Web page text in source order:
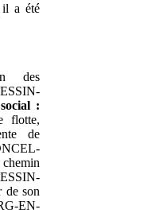
il a été
des
:
flotte,
de
de son
EN-